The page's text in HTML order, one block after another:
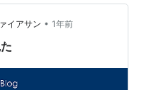
いたようですね。 物販
した。とにかくすごく
す。ThroatRecord覗い
イアサン • 1年前